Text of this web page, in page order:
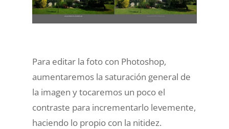
Para editar la foto con Photoshop,
aumentaremos la saturación general de
la imagen y tocaremos un poco el
contraste para incrementarlo levemente,
haciendo lo propio con la nitidez.